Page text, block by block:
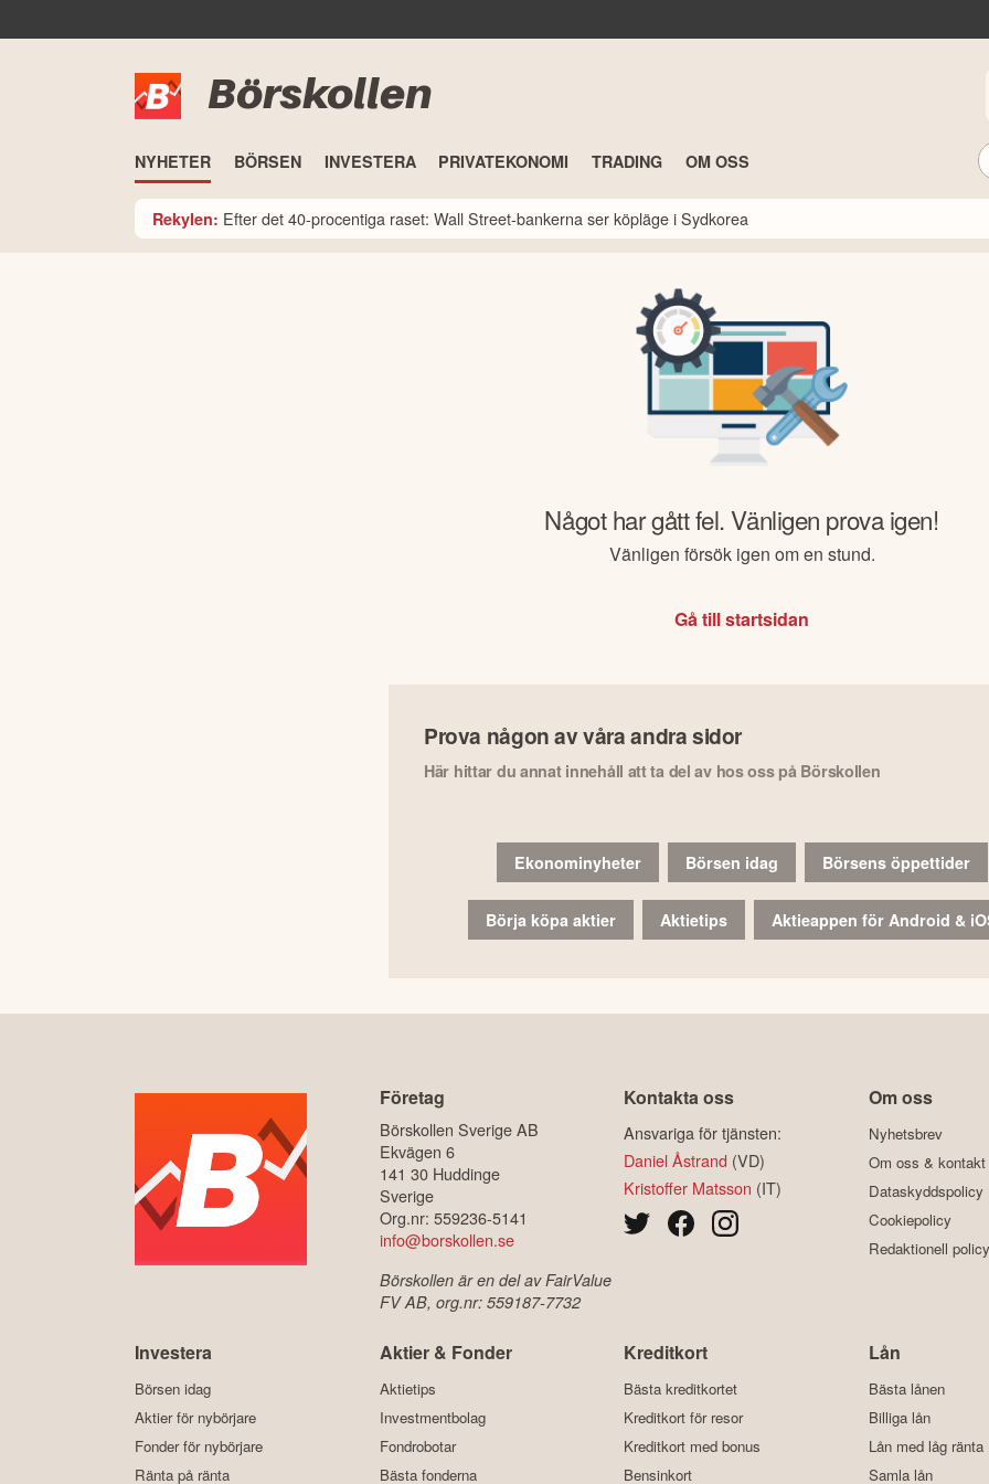
Börskollen
NYHETER BÖRSEN INVESTERA PRIVATEKONOMI TRADING OM OSS
Rekylen: Efter det 40-procentiga raset: Wall Street-bankerna ser köpläge i Sydkorea
Något har gått fel. Vänligen prova igen!
Vänligen försök igen om en stund.
Gå till startsidan
Prova någon av våra andra sidor
Här hittar du annat innehåll att ta del av hos oss på Börskollen
Ekonominyheter Börsen idag Börsens öppettider
Börja köpa aktier Aktietips Aktieappen för Android &
Företag
Börskollen Sverige AB
Ekvägen 6
141 30 Huddinge
Sverige
Org.nr: 559236-5141
info@borskollen.se
Börskollen är en del av FairValue
FV AB, org.nr: 559187-7732
Kontakta oss
Ansvariga för tjänsten:
Daniel Åstrand (VD)
Kristoffer Matsson (IT)
Om oss
Nyhetsbrev
Om oss & kontakt
Dataskyddspolicy
Cookiepolicy
Redaktionell policy
Investera
Börsen idag
Aktier för nybörjare
Fonder för nybörjare
Ränta på ränta
Aktier & Fonder
Aktietips
Investmentbolag
Fondrobotar
Bästa fonderna
Kreditkort
Bästa kreditkortet
Kreditkort för resor
Kreditkort med bonus
Bensinkort
Lån
Bästa lånen
Billiga lån
Lån med låg ränta
Samla lån